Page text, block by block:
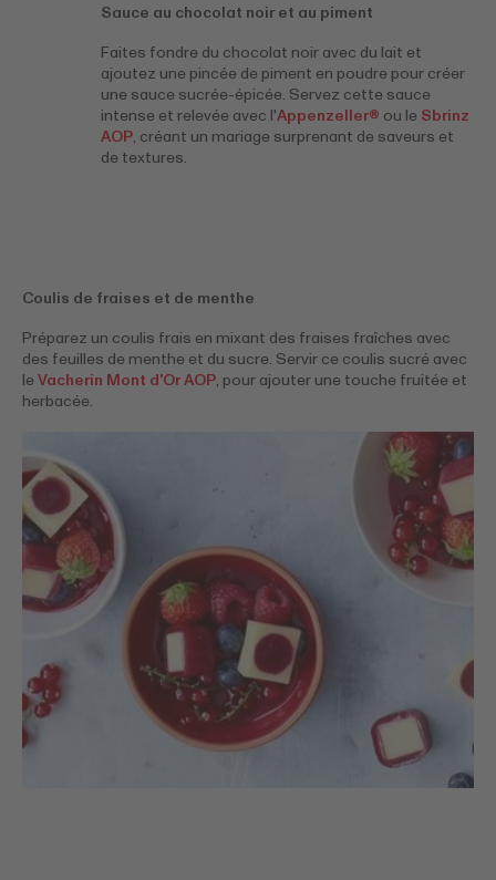
Sauce au chocolat noir et au piment
Faites fondre du chocolat noir avec du lait et
ajoutez une pincée de piment en poudre pour créer
une sauce sucrée-épicée. Servez cette sauce
intense et relevée avec l'Appenzeller® ou le Sbrinz
AOP, créant un mariage surprenant de saveurs et
de textures.
Coulis de fraises et de menthe
Préparez un coulis frais en mixant des fraises fraîches avec
des feuilles de menthe et du sucre. Servir ce coulis sucré avec
le Vacherin Mont d'Or AOP, pour ajouter une touche fruitée et
herbacée.